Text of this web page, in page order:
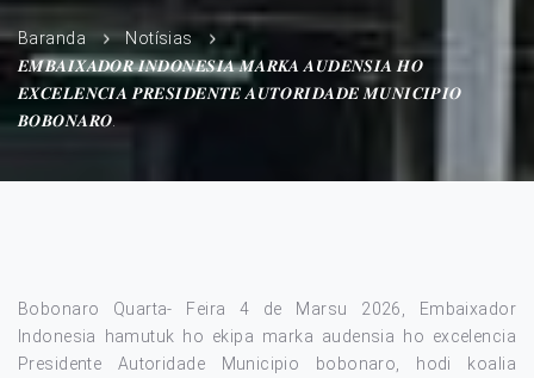
Baranda
Notísias
𝑬𝑴𝑩𝑨𝑰𝑿𝑨𝑫𝑶𝑹 𝑰𝑵𝑫𝑶𝑵𝑬𝑺𝑰𝑨 𝑴𝑨𝑹𝑲𝑨 𝑨𝑼𝑫𝑬𝑵𝑺𝑰𝑨 𝑯𝑶
𝑬𝑿𝑪𝑬𝑳𝑬𝑵𝑪𝑰𝑨 𝑷𝑹𝑬𝑺𝑰𝑫𝑬𝑵𝑻𝑬 𝑨𝑼𝑻𝑶𝑹𝑰𝑫𝑨𝑫𝑬 𝑴𝑼𝑵𝑰𝑪𝑰𝑷𝑰𝑶
𝑩𝑶𝑩𝑶𝑵𝑨𝑹𝑶.
Bobonaro Quarta- Feira 4 de Marsu 2026, Embaixador
Indonesia hamutuk ho ekipa marka audensia ho excelencia
Presidente Autoridade Municipio bobonaro, hodi koalia